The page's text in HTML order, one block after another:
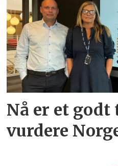
Nå er et
vurdere